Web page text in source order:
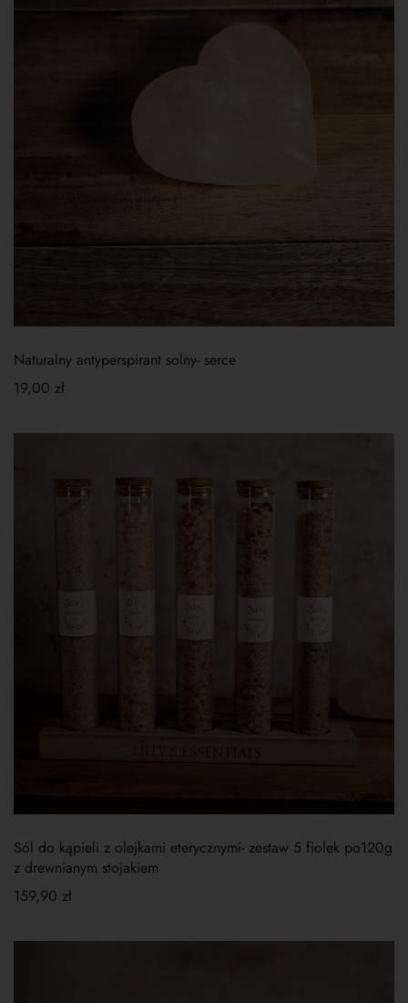
Naturalny antyperspirant solny- serce
19,00 zł
Sól do kąpieli z olejkami eterycznymi- zestaw 5 fiolek po120g
z drewnianym stojakiem
159,90 zł